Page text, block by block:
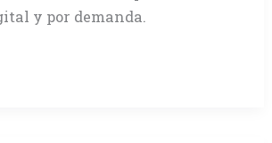
y por demanda.